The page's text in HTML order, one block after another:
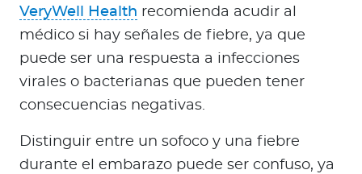
VeryWell Health recomienda acudir al
médico si hay señales de fiebre, ya que
puede ser una respuesta a infecciones
virales o bacterianas que pueden tener
consecuencias negativas.
Distinguir entre un sofoco y una fiebre
durante el embarazo puede ser confuso, ya